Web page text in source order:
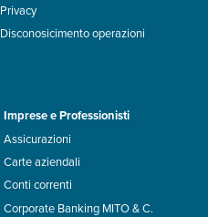
Privacy
Disconosicimento operazioni
Imprese e Professionisti
Assicurazioni
Carte aziendali
Conti correnti
Corporate Banking MITO & C.